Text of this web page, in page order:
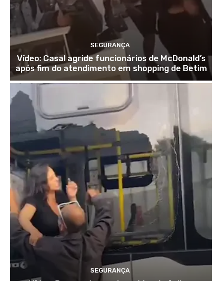
SEGURANÇA
Vídeo: Casal agride funcionários de McDonald’s
após fim do atendimento em shopping de Betim
SEGURANÇA